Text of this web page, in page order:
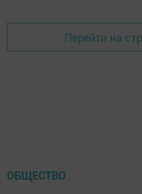
Перейти на
ОБЩЕСТВО